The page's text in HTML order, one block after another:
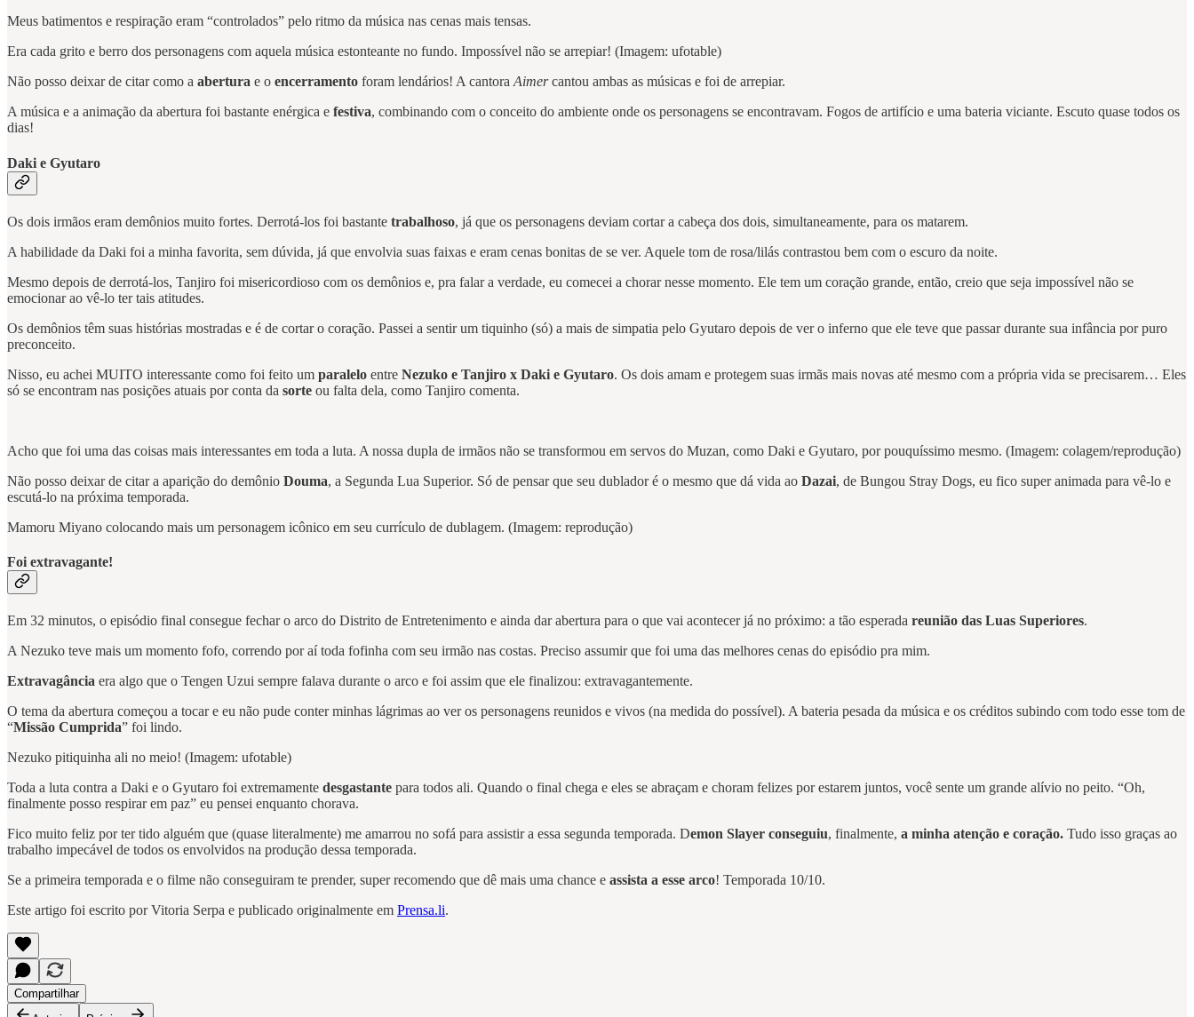
Meus batimentos e respiração eram “controlados” pelo ritmo da música nas cenas mais tensas.
Era cada grito e berro dos personagens com aquela música estonteante no fundo. Impossível não se arrepiar! (Imagem: ufotable)
Não posso deixar de citar como a abertura e o encerramento foram lendários! A cantora Aimercantou ambas as músicas e foi de arrepiar.
A música e a animação da abertura foi bastante enérgica e festiva, combinando com o conceito do ambiente onde os personagens se encontravam. Fogos de artifício e uma bateria viciante. Escuto quase todos os
dias!
Daki e Gyutaro
Os dois irmãos eram demônios muito fortes. Derrotá-los foi bastante trabalhoso, já que os personagens deviam cortar a cabeça dos dois, simultaneamente, para os matarem.
A habilidade da Daki foi a minha favorita, sem dúvida, já que envolvia suas faixas e eram cenas bonitas de se ver. Aquele tom de rosa/lilás contrastou bem com o escuro da noite.
Mesmo depois de derrotá-los, Tanjiro foi misericordioso com os demônios e, pra falar a verdade, eu comecei a chorar nesse momento. Ele tem um coração grande, então, creio que seja impossível não se
emocionar ao vê-lo ter tais atitudes.
Os demônios têm suas histórias mostradas e é de cortar o coração. Passei a sentir um tiquinho (só) a mais de simpatia pelo Gyutaro depois de ver o inferno que ele teve que passar durante sua infância por puro
preconceito.
Nisso, eu achei MUITO interessante como foi feito um paralelo entre Nezuko e Tanjiro x Daki e Gyutaro. Os dois amam e protegem suas irmãs mais novas até mesmo com a própria vida se precisarem… Eles
só se encontram nas posições atuais por conta da sorte ou falta dela, como Tanjiro comenta.
Acho que foi uma das coisas mais interessantes em toda a luta. A nossa dupla de irmãos não se transformou em servos do Muzan, como Daki e Gyutaro, por pouquíssimo mesmo. (Imagem: colagem/reprodução)
Não posso deixar de citar a aparição do demônio Douma, a Segunda Lua Superior. Só de pensar que seu dublador é o mesmo que dá vida ao Dazai, de Bungou Stray Dogs, eu fico super animada para vê-lo e
escutá-lo na próxima temporada.
Mamoru Miyano colocando mais um personagem icônico em seu currículo de dublagem. (Imagem: reprodução)
Foi extravagante!
Em 32 minutos, o episódio final consegue fechar o arco do Distrito de Entretenimento e ainda dar abertura para o que vai acontecer já no próximo: a tão esperada reunião das Luas Superiores.
A Nezuko teve mais um momento fofo, correndo por aí toda fofinha com seu irmão nas costas. Preciso assumir que foi uma das melhores cenas do episódio pra mim.
Extravagância era algo que o Tengen Uzui sempre falava durante o arco e foi assim que ele finalizou: extravagantemente.
O tema da abertura começou a tocar e eu não pude conter minhas lágrimas ao ver os personagens reunidos e vivos (na medida do possível). A bateria pesada da música e os créditos subindo com todo esse tom de
“Missão Cumprida” foi lindo.
Nezuko pitiquinha ali no meio! (Imagem: ufotable)
Toda a luta contra a Daki e o Gyutaro foi extremamente desgastante para todos ali. Quando o final chega e eles se abraçam e choram felizes por estarem juntos, você sente um grande alívio no peito. “Oh,
finalmente posso respirar em paz” eu pensei enquanto chorava.
Fico muito feliz por ter tido alguém que (quase literalmente) me amarrou no sofá para assistir a essa segunda temporada. Demon Slayer conseguiu, finalmente, a minha atenção e coração. Tudo isso graças ao
trabalho impecável de todos os envolvidos na produção dessa temporada.
Se a primeira temporada e o filme não conseguiram te prender, super recomendo que dê mais uma chance e assista a esse arco! Temporada 10/10.
Este artigo foi escrito por Vitoria Serpa e publicado originalmente em Prensa.li.
Compartilhar